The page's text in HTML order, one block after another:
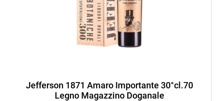
Jefferson 1871 Amaro Importante 30°cl.70
Legno Magazzino Doganale